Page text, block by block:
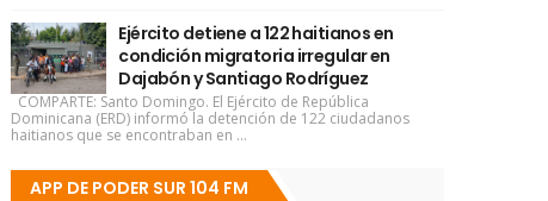
Ejército detiene a 122 haitianos en
condición migratoria irregular en
Dajabón y Santiago Rodríguez
COMPARTE: Santo Domingo. El Ejército de República
Dominicana (ERD) informó la detención de 122 ciudadanos
haitianos que se encontraban en ...
APP DE PODER SUR 104 FM